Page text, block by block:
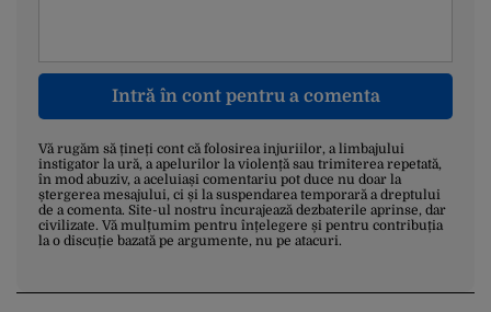
Intră în cont pentru a comenta
Vă rugăm să țineți cont că folosirea injuriilor, a limbajului
instigator la ură, a apelurilor la violență sau trimiterea repetată,
în mod abuziv, a aceluiași comentariu pot duce nu doar la
ștergerea mesajului, ci și la suspendarea temporară a dreptului
de a comenta. Site-ul nostru încurajează dezbaterile aprinse, dar
civilizate. Vă mulțumim pentru înțelegere și pentru contribuția
la o discuție bazată pe argumente, nu pe atacuri.